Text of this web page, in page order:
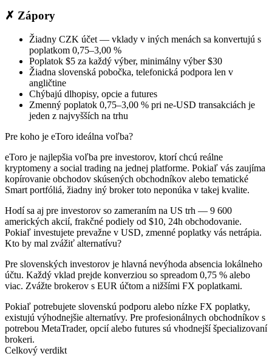
✗ Zápory
Žiadny CZK účet — vklady v iných menách sa konvertujú s
poplatkom 0,75–3,00 %
Poplatok $5 za každý výber, minimálny výber $30
Žiadna slovenská pobočka, telefonická podpora len v
angličtine
Chýbajú dlhopisy, opcie a futures
Zmenný poplatok 0,75–3,00 % pri ne-USD transakciách je
jeden z najvyšších na trhu
Pre koho je eToro ideálna voľba?
eToro je najlepšia voľba pre investorov, ktorí chcú reálne
kryptomeny a social trading na jednej platforme. Pokiaľ vás zaujíma
kopírovanie obchodov skúsených obchodníkov alebo tematické
Smart portfóliá, žiadny iný broker toto neponúka v takej kvalite.
Hodí sa aj pre investorov so zameraním na US trh — 9 600
amerických akcií, frakčné podiely od $10, 24h obchodovanie.
Pokiaľ investujete prevažne v USD, zmenné poplatky vás netrápia.
Kto by mal zvážiť alternatívu?
Pre slovenských investorov je hlavná nevýhoda absencia lokálneho
účtu. Každý vklad prejde konverziou so spreadom 0,75 % alebo
viac. Zvážte brokerov s EUR účtom a nižšími FX poplatkami.
Pokiaľ potrebujete slovenskú podporu alebo nízke FX poplatky,
existujú výhodnejšie alternatívy. Pre profesionálnych obchodníkov s
potrebou MetaTrader, opcií alebo futures sú vhodnejší špecializovaní
brokeri.
Celkový verdikt